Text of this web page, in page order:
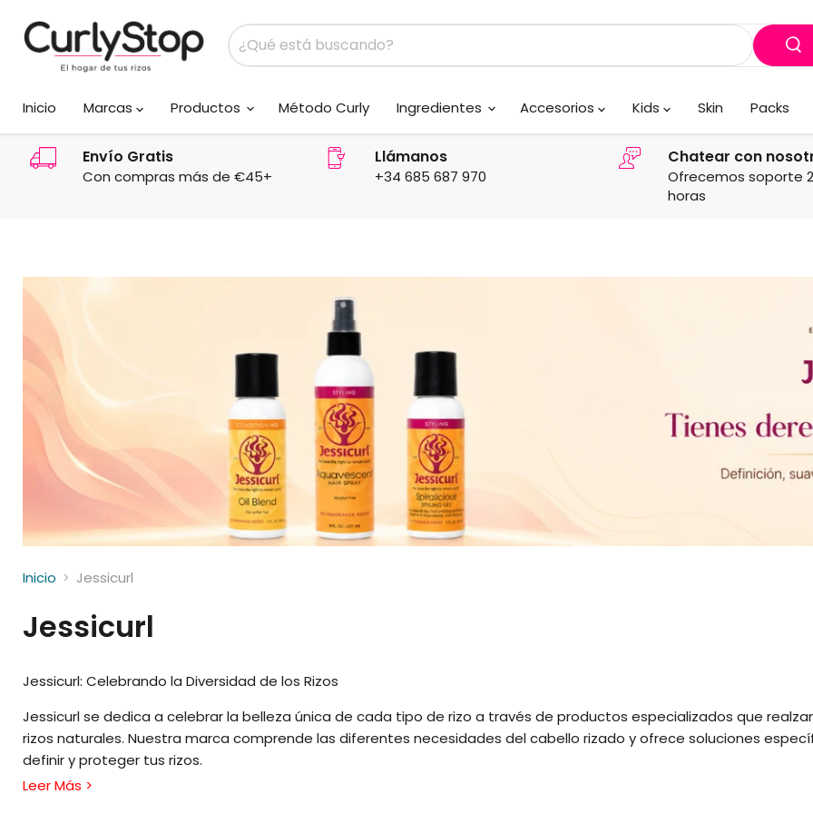
Inicio
Marcas Productos Método Curly Ingredientes Accesorios Kids Skin Packs
Envío Gratis
Con compras más de €45+
Llámanos
+34 685 687 970
Chatear con
Ofrecemos soporte
horas
Inicio Jessicurl
Jessicurl
Jessicurl: Celebrando la Diversidad de los Rizos
Jessicurl se dedica a celebrar la belleza única de cada tipo de rizo a través de productos especializados que
rizos naturales. Nuestra marca comprende las diferentes necesidades del cabello rizado y ofrece soluciones
definir y proteger tus rizos.
Nuestra línea de productos incluye champús suaves, acondicionadores ricos, mascarillas profundas y productos de
Leer Más >